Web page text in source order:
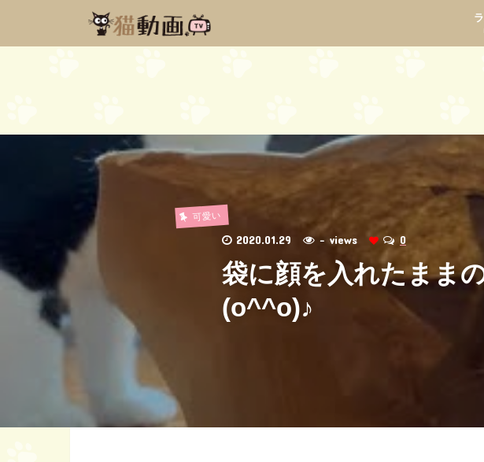
可愛い
2020.01.29 - views 0
袋に顔を入れたまま
(o^^o)♪